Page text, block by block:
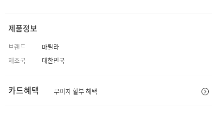
제품정보
브랜드
마틸라
제조국
대한민국
카드혜택 무이자 할부 혜택